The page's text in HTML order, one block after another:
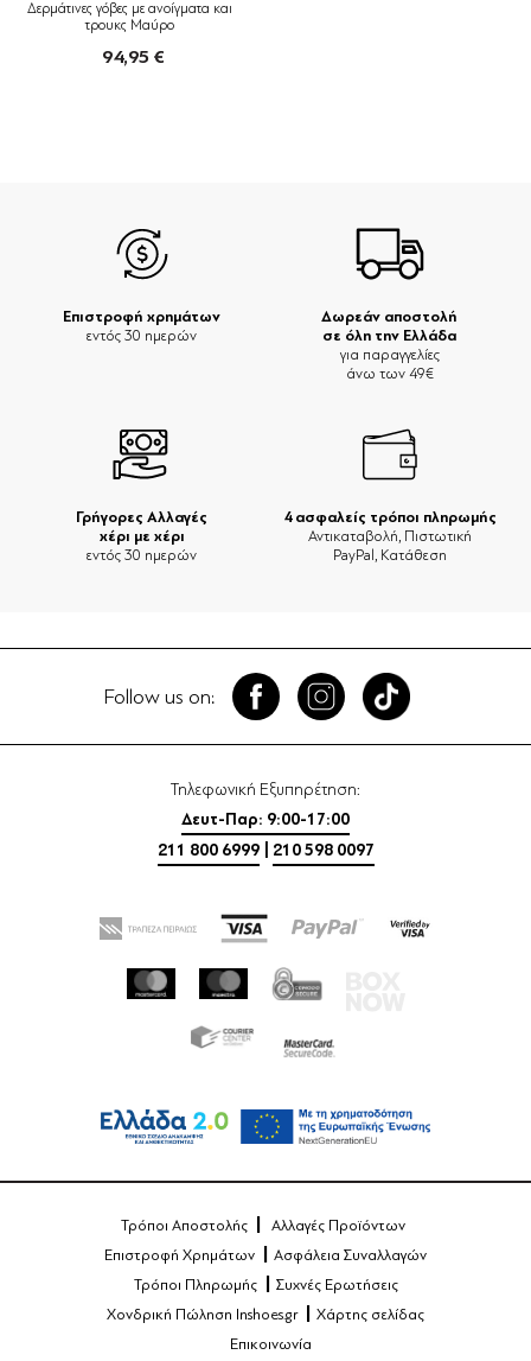
Δερμάτινες γόβες με ανοίγματα και
τρουκς Μαύρο
94,95 €
Δωρεάν αποστολή
σε όλη την Ελλάδα
για παραγγελίες
άνω των 49€
Επιστροφή χρημάτων
εντός 30 ημερών
Γρήγορες Αλλαγές
χέρι με χέρι
εντός 30 ημερών
4 ασφαλείς τρόποι πληρωμής
Αντικαταβολή, Πιστωτική
PayPal, Κατάθεση
Follow us on:
Τηλεφωνική Εξυπηρέτηση:
Δευτ-Παρ: 9:00-17:00
211 800 6999
210 598 0097
Τρόποι Αποστολής
Αλλαγές Προϊόντων
Επιστροφή Χρημάτων
Ασφάλεια Συναλλαγών
Τρόποι Πληρωμής
Συχνές Ερωτήσεις
Χονδρική Πώληση Inshoes.gr
Χάρτης σελίδας
Επικοινωνία